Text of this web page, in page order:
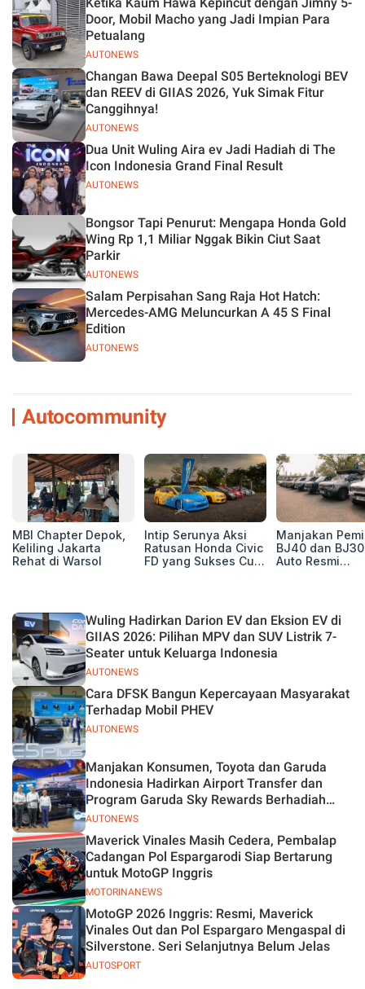
Jelas
AUTONEWS
Door, Mobil Macho yang Jadi Impian Para
Petualang
AUTONEWS
Changan Bawa Deepal S05 Berteknologi BEV
dan REEV di GIIAS 2026, Yuk Simak Fitur
Canggihnya!
AUTONEWS
Dua Unit Wuling Aira ev Jadi Hadiah di The
Icon Indonesia Grand Final Result
AUTONEWS
Bongsor Tapi Penurut: Mengapa Honda Gold
Wing Rp 1,1 Miliar Nggak Bikin Ciut Saat
Parkir
AUTONEWS
Salam Perpisahan Sang Raja Hot Hatch:
Mercedes-AMG Meluncurkan A 45 S Final
Edition
Autocommunity
MBI Chapter Depok,
Keliling Jakarta
Rehat di Warsol
Intip Serunya Aksi
Ratusan Honda Civic
FD yang Sukses Curi
Manjakan
BJ40 dan
Auto Resmi
AUTONEWS
Wuling Hadirkan Darion EV dan Eksion EV di
GIIAS 2026: Pilihan MPV dan SUV Listrik 7-
Seater untuk Keluarga Indonesia
AUTONEWS
Cara DFSK Bangun Kepercayaan Masyarakat
Terhadap Mobil PHEV
AUTONEWS
Manjakan Konsumen, Toyota dan Garuda
Indonesia Hadirkan Airport Transfer dan
Program Garuda Sky Rewards Berhadiah
Hybrid EV
MOTORINANEWS
Maverick Vinales Masih Cedera, Pembalap
Cadangan Pol Espargarodi Siap Bertarung
untuk MotoGP Inggris
AUTOSPORT
MotoGP 2026 Inggris: Resmi, Maverick
Vinales Out dan Pol Espargaro Mengaspal di
Silverstone. Seri Selanjutnya Belum Jelas